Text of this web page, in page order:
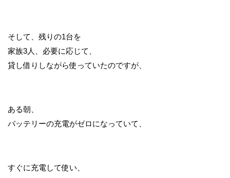
そして、残りの1台を
家族3人、必要に応じて、
貸し借りしながら使っていたのですが、
ある朝、
バッテリーの充電がゼロになっていて、
すぐに充電して使い、